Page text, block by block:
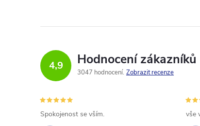
4,9 Hodnocení zákazníků
3047 hodnocení Zobrazit recenze
Spokojenost se vším.
vše